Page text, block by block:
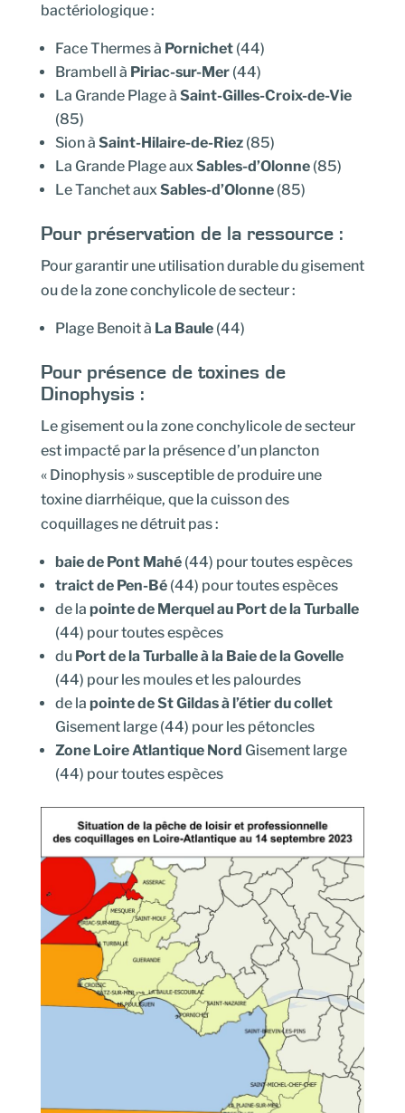
bactériologique :
Face Thermes à Pornichet (44)
Brambell à Piriac-sur-Mer (44)
La Grande Plage à Saint-Gilles-Croix-de-Vie
(85)
Sion à Saint-Hilaire-de-Riez (85)
La Grande Plage auxSables-d’Olonne(85)
Le Tanchet auxSables-d’Olonne(85)
Pour préservation de la ressource :
Pour garantir une utilisation durable du gisement
ou de la zone conchylicole de secteur :
Plage Benoit à La Baule(44)
Pour présence de toxines de
Dinophysis :
Le gisement ou la zone conchylicole de secteur
est impacté par la présence d’un plancton
« Dinophysis » susceptible de produire une
toxine diarrhéique, que la cuisson des
coquillages ne détruit pas :
baie de Pont Mahé(44) pour toutes espèces
traict de Pen-Bé(44) pour toutes espèces
de la pointe de Merquel au Port de la Turballe
(44) pour toutes espèces
du Port de la Turballe à la Baie de la Govelle
(44) pour les moules et les palourdes
de la pointe de St Gildas à l’étier du collet
Gisement large (44) pour les pétoncles
Zone Loire Atlantique Nord Gisement large
(44) pour toutes espèces